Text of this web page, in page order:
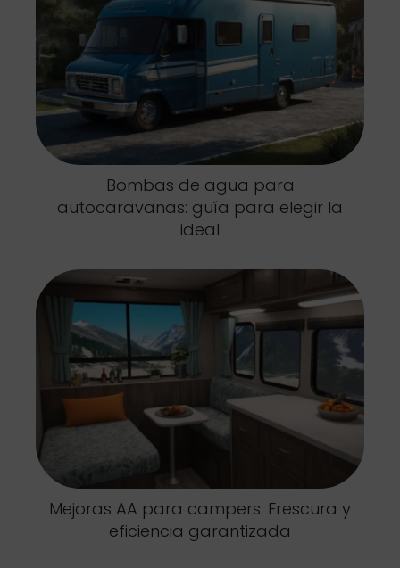
Bombas de agua para
autocaravanas: guía para elegir la
ideal
Mejoras AA para campers: Frescura y
eficiencia garantizada